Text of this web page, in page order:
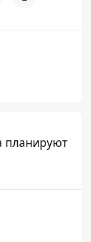
планируют